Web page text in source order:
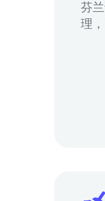
芬
理